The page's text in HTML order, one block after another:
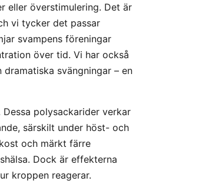
eller överstimulering. Det är
vi tycker det passar
svampens föreningar
över tid. Vi har också
svängningar – en
polysackarider verkar
särskilt under höst- och
och märkt färre
Dock är effekterna
kroppen reagerar.